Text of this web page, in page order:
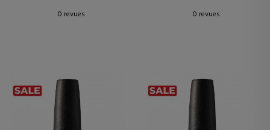
0 revues
0 revues